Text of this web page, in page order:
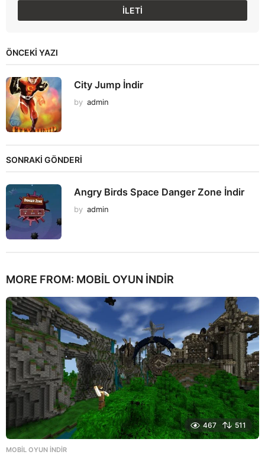
ÖNCEKI YAZI
City Jump İndir
by admin
SONRAKİ GÖNDERİ
Angry Birds Space Danger Zone İndir
by admin
MORE FROM: MOBIL OYUN INDIR
467 511
MOBIL OYUN INDIR